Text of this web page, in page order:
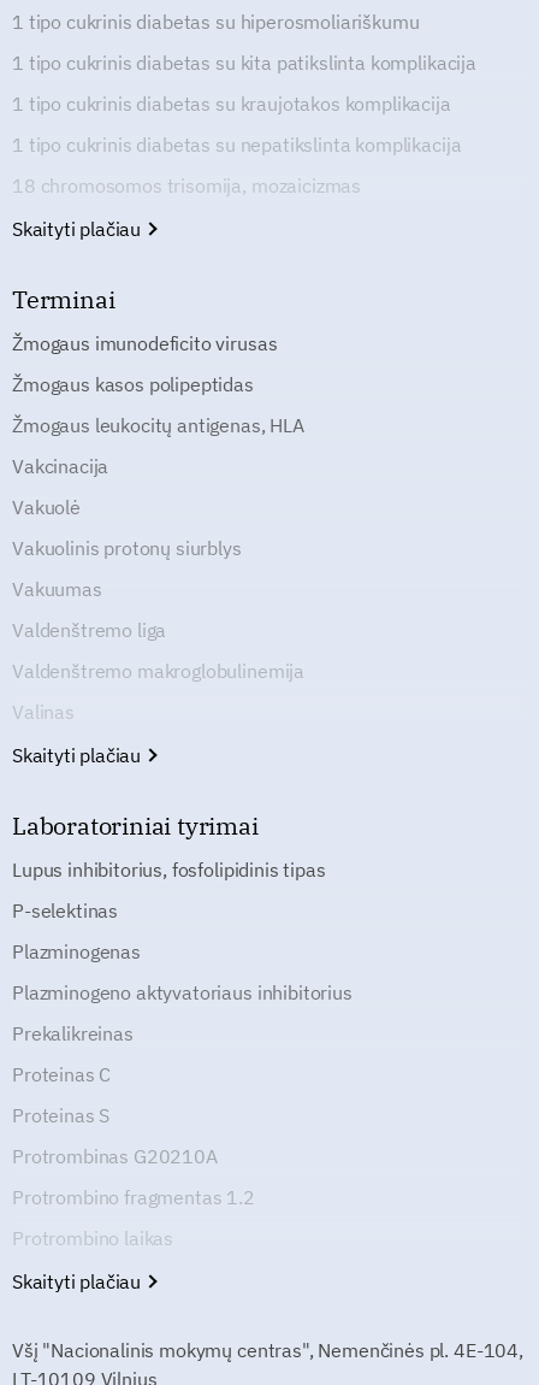
1 tipo cukrinis diabetas su hiperosmoliariškumu
1 tipo cukrinis diabetas su kita patikslinta komplikacija
1 tipo cukrinis diabetas su kraujotakos komplikacija
1 tipo cukrinis diabetas su nepatikslinta komplikacija
18 chromosomos trisomija, mozaicizmas
Skaityti plačiau
Terminai
Žmogaus imunodeficito virusas
Žmogaus kasos polipeptidas
Žmogaus leukocitų antigenas, HLA
Vakcinacija
Vakuolė
Vakuolinis protonų siurblys
Vakuumas
Valdenštremo liga
Valdenštremo makroglobulinemija
Valinas
Skaityti plačiau
Laboratoriniai tyrimai
Lupus inhibitorius, fosfolipidinis tipas
P-selektinas
Plazminogenas
Plazminogeno aktyvatoriaus inhibitorius
Prekalikreinas
Proteinas C
Proteinas S
Protrombinas G20210A
Protrombino fragmentas 1.2
Protrombino laikas
Skaityti plačiau
Všį "Nacionalinis mokymų centras", Nemenčinės pl. 4E-104,
LT-10109 Vilnius